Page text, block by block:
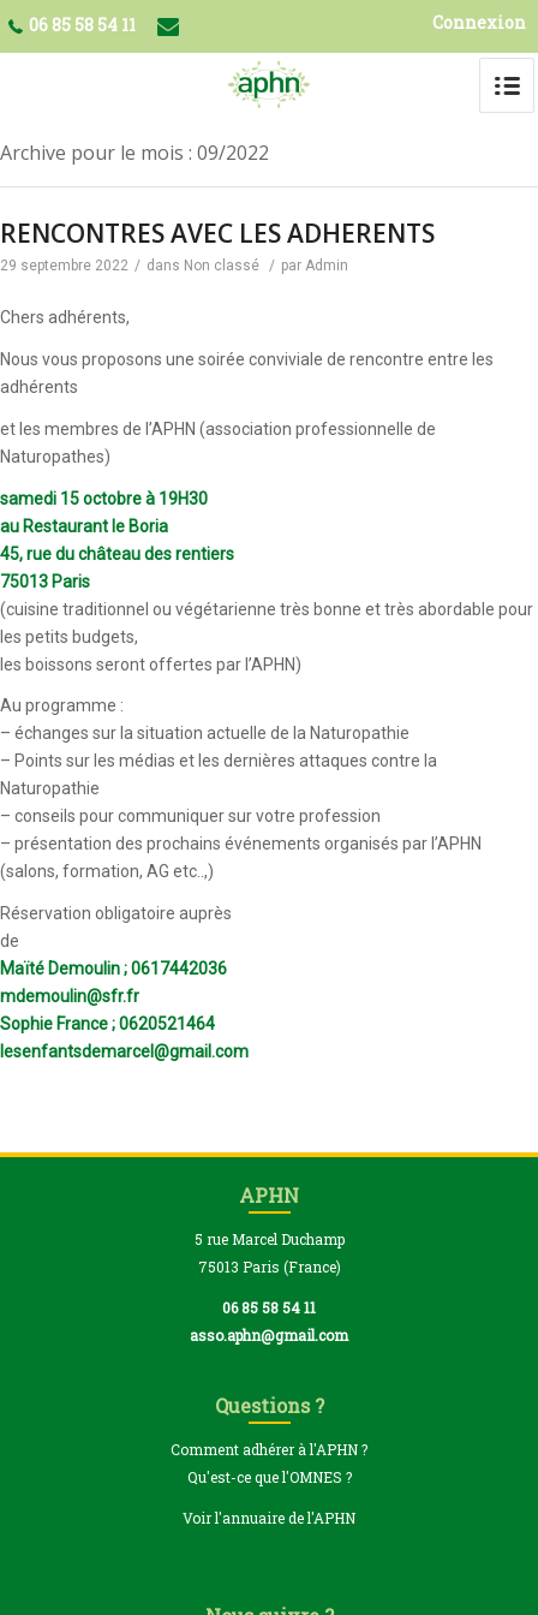
06 85 58 54 11 Connexion
Archive pour le mois : 09/2022
RENCONTRES AVEC LES ADHERENTS
29 septembre 2022 / dans Non classé / par Admin
Chers adhérents,
Nous vous proposons une soirée conviviale de rencontre entre les
adhérents
et les membres de l’APHN (association professionnelle de
Naturopathes)
samedi 15 octobre à 19H30
au Restaurant le Boria
45, rue du château des rentiers
75013 Paris
(cuisine traditionnel ou végétarienne très bonne et très abordable pour
les petits budgets,
les boissons seront offertes par l’APHN)
Au programme :
– échanges sur la situation actuelle de la Naturopathie
– Points sur les médias et les dernières attaques contre la
Naturopathie
– conseils pour communiquer sur votre profession
– présentation des prochains événements organisés par l’APHN
(salons, formation, AG etc..,)
Réservation obligatoire auprès
de
Maïté Demoulin ; 0617442036
mdemoulin@sfr.fr
Sophie France ; 0620521464
lesenfantsdemarcel@gmail.com
APHN
5 rue Marcel Duchamp
75013 Paris (France)
06 85 58 54 11
asso.aphn@gmail.com
Questions ?
Comment adhérer à l'APHN ?
Qu'est-ce que l'OMNES ?
Voir l'annuaire de l'APHN